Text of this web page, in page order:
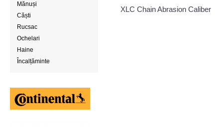
Mănuși
Căști
Rucsac
Ochelari
Haine
Încalțăminte
XLC Chain Abrasion Caliber